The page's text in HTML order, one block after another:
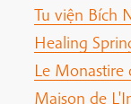
Tu viện Bích
Healing
Le Monastire
Maison de